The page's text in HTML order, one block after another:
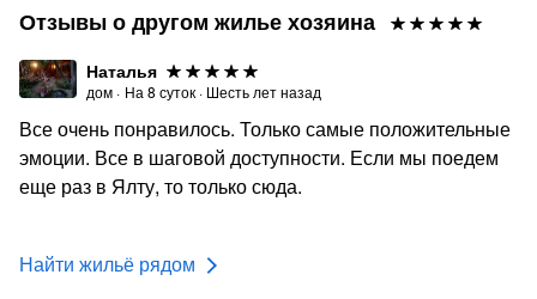
Отзывы о другом жилье хозяина
Наталья
дом · На 8 суток · Шесть лет назад
Все очень понравилось. Только самые положительные
эмоции. Все в шаговой доступности. Если мы поедем
еще раз в Ялту, то только сюда.
Найти жильё рядом